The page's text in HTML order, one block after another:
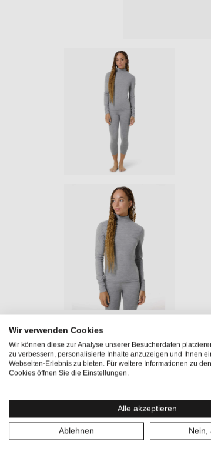
Produktinformationen
DasTUNDRA175 TURTLENECKvereint
langarm Shirtmit Stehkragen
besteht aus
mittlere Wärmestärke – perfekt für die
Faserwärme die Haut sanft umhüllt, ohne
am Rücken sorgen dafür, dass das Damen
Base Layer Grammatur ist der Allrounder
Die 175g Midweight Faser ist ideal für die
Wir verwenden Cookies
Wir können diese zur Analyse unserer Besucherdaten
zu verbessern, personalisierte Inhalte anzuzeigen und Ihnen
Webseiten-Erlebnis zu bieten. Für weitere Informationen zu
Cookies öffnen Sie die Einstellungen.
Alle akzeptieren
Ablehnen Nein,